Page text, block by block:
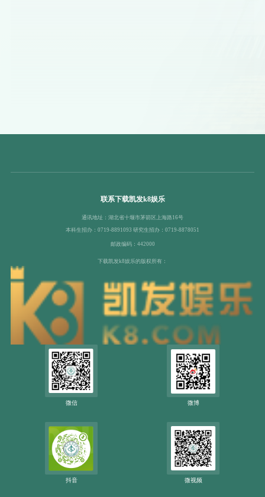
联系下载凯发k8娱乐
通讯地址：湖北省十堰市茅箭区上海路16号
本科生招办：0719-8891093 研究生招办：0719-8878051
邮政编码：442000
下载凯发k8娱乐的版权所有：
微信 微博
抖音 微视频